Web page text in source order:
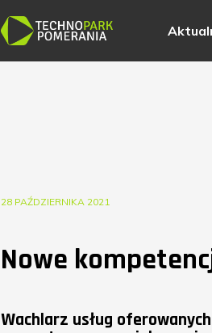
28 PAŹDZIERNIKA 2021
Nowe
Wachlarz usług